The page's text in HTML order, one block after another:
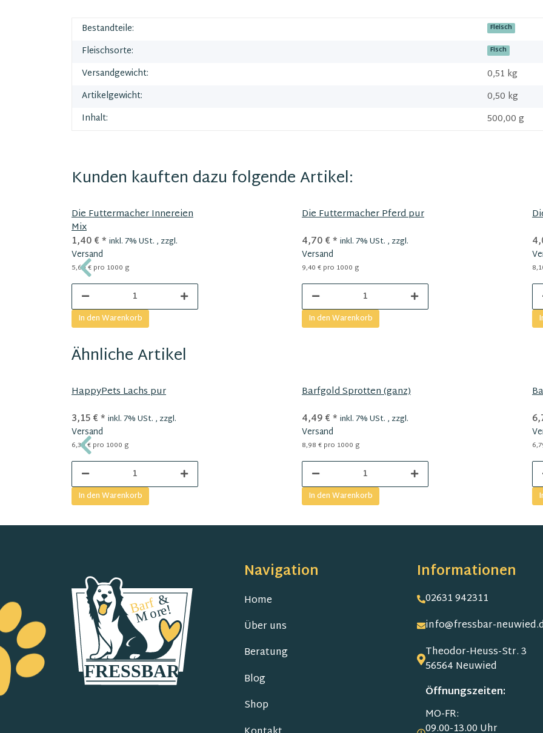
Bestandteile: Fleisch
Fleischsorte: Fisch
Versandgewicht:
0,51 kg
Artikelgewicht:
0,50 kg
Inhalt:
500,00 g
Kunden kauften dazu folgende Artikel:
Die Futtermacher Innereien
Mix
1,40 €* inkl. 7% USt. , zzgl.
Versand
5,60 € pro 1000 g
In den Warenkorb
Die Futtermacher Pferd pur
4,70 €* inkl. 7% USt. , zzgl.
Versand
9,40 € pro 1000 g
In den Warenkorb
Ähnliche Artikel
HappyPets Lachs pur
3,15 €* inkl. 7% USt. , zzgl.
Versand
6,30 € pro 1000 g
In den Warenkorb
Barfgold Sprotten (ganz)
4,49 €* inkl. 7% USt. , zzgl.
Versand
8,98 € pro 1000 g
In den Warenkorb
Navigation
Home
Über uns
Beratung
Blog
Shop
Informationen
02631 942311
info@fressbar-
Theodor-Heuss-Str. 3
56564 Neuwied
Öffnungszeiten:
MO-FR:
09.00-13.00 Uhr